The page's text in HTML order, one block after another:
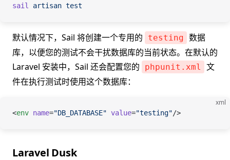
sail artisan test
默认情况下，Sail 将创建一个专用的 testing 数据
库，以便您的测试不会干扰数据库的当前状态。在默认的
Laravel 安装中，Sail 还会配置您的
phpunit.xml
文
件在执行测试时使用这个数据库：
xml
<env name="DB_DATABASE" value="testing"/>
Laravel Dusk